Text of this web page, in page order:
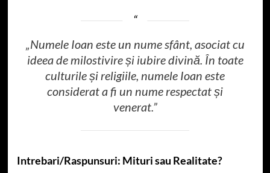
„Numele Ioan este un nume sfânt, asociat cu
ideea de milostivire și iubire divină. În toate
culturile și religiile, numele Ioan este
considerat a fi un nume respectat și
venerat.”
Intrebari/Raspunsuri: Mituri sau Realitate?